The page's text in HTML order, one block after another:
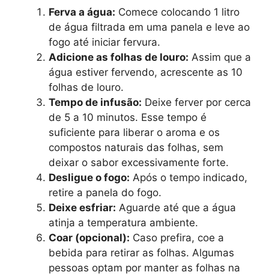
Ferva a água: Comece colocando 1 litro
de água filtrada em uma panela e leve ao
fogo até iniciar fervura.
Adicione as folhas de louro: Assim que a
água estiver fervendo, acrescente as 10
folhas de louro.
Tempo de infusão: Deixe ferver por cerca
de 5 a 10 minutos. Esse tempo é
suficiente para liberar o aroma e os
compostos naturais das folhas, sem
deixar o sabor excessivamente forte.
Desligue o fogo: Após o tempo indicado,
retire a panela do fogo.
Deixe esfriar: Aguarde até que a água
atinja a temperatura ambiente.
Coar (opcional): Caso prefira, coe a
bebida para retirar as folhas. Algumas
pessoas optam por manter as folhas na